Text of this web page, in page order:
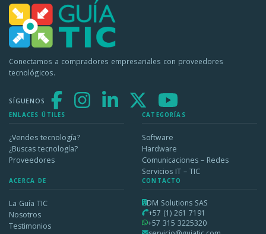
Conectamos a compradores empresariales con proveedores
tecnológicos.
SÍGUENOS
ENLACES ÚTILES
¿Vendes tecnología?
¿Buscas tecnología?
Proveedores
CATEGORÍAS
Software
Hardware
Comunicaciones – Redes
Servicios IT – TIC
ACERCA DE
La Guía TIC
Nosotros
Testimonios
CONTACTO
DM Solutions SAS
+57 (1) 261 7191
+57 315 3225320